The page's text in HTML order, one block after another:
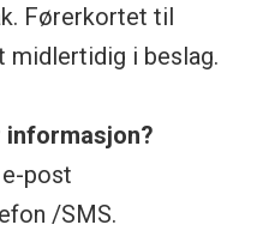
Førerkortet til
midlertidig i beslag.
informasjon?
post
/SMS.